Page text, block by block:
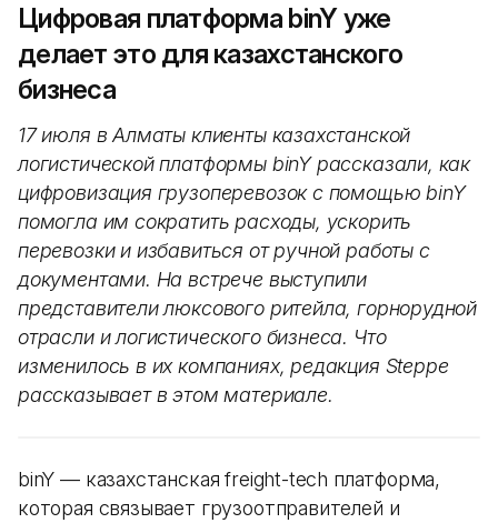
Цифровая платформа binY уже
делает это для казахстанского
бизнеса
17 июля в Алматы клиенты казахстанской
логистической платформы binY рассказали, как
цифровизация грузоперевозок с помощью binY
помогла им сократить расходы, ускорить
перевозки и избавиться от ручной работы с
документами. На встрече выступили
представители люксового ритейла, горнорудной
отрасли и логистического бизнеса. Что
изменилось в их компаниях, редакция Steppe
рассказывает в этом материале.
binY — казахстанская freight-tech платформа,
которая связывает грузоотправителей и